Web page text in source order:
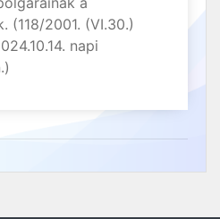
(118/2001. (VI.30.)
napi